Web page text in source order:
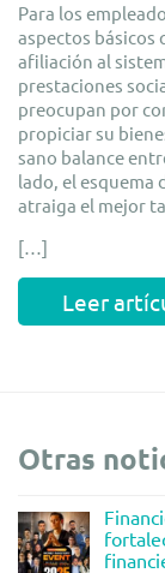
Para los
aspectos básicos
afiliación al
prestaciones
preocupan por
propiciar su
sano balance
lado, el esquema
atraiga el mejor
[…]
Leer
Otras